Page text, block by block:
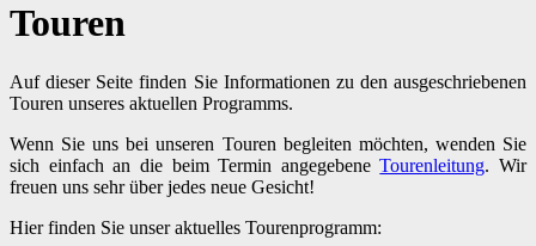
Touren
Auf dieser Seite finden Sie Informationen zu den ausgeschriebenen
Touren unseres aktuellen Programms.
Wenn Sie uns bei unseren Touren begleiten möchten, wenden Sie
sich einfach an die beim Termin angegebeneTourenleitung. Wir
freuen uns sehr über jedes neue Gesicht!
Hier finden Sie unser aktuelles Tourenprogramm: